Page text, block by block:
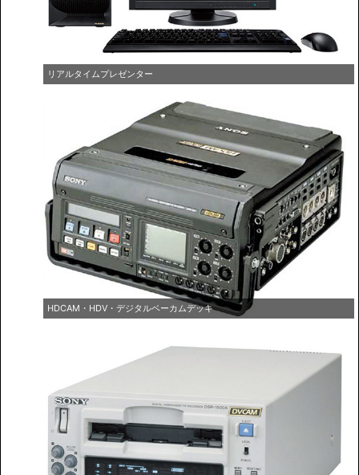
リアルタイムプレゼンター
HDCAM・HDV・デジタルベーカムデッキ